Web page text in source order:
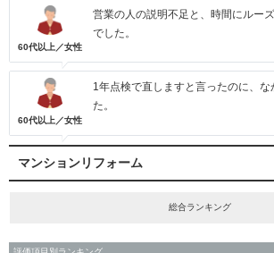
60代以上／女性
営業の人の説明不足と、時間にルー
でした。
60代以上／女性
1年点検で直しますと言ったのに、
た。
マンションリフォーム
総合ランキング